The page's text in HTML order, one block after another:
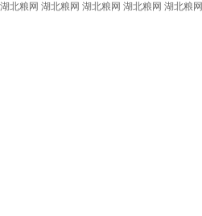
湖北粮网 湖北粮网 湖北粮网 湖北粮网 湖北粮网